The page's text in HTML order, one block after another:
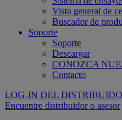
Vista general de
Buscador de
Soporte
Soporte
Descargar
CONOZCA
Contacto
LOG-IN DEL
Encuentre distribuidor o asesor